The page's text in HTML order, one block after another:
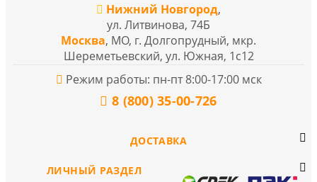
Нижний Новгород,
ул. Литвинова, 74Б
Москва, МО, г. Долгопрудный, мкр.
Шереметьевский, ул. Южная, 1с12
Режим работы: пн-пт 8:00-17:00 мск
8 (800) 35-00-726
ДОСТАВКА
ЛИЧНЫЙ РАЗДЕЛ